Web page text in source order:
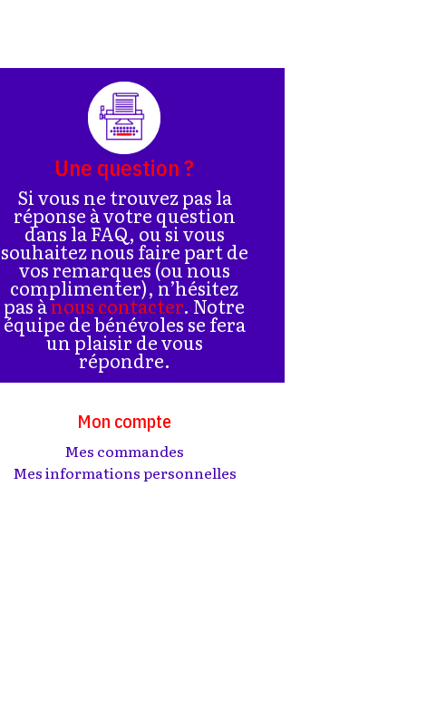
Une question ?
Si vous ne trouvez pas la
réponse à votre question
dans la FAQ, ou si vous
souhaitez nous faire part de
vos remarques (ou nous
complimenter), n’hésitez
pas ànous contacter. Notre
équipe de bénévoles se fera
un plaisir de vous
répondre.
Mon compte
Mes commandes
Mes informations personnelles